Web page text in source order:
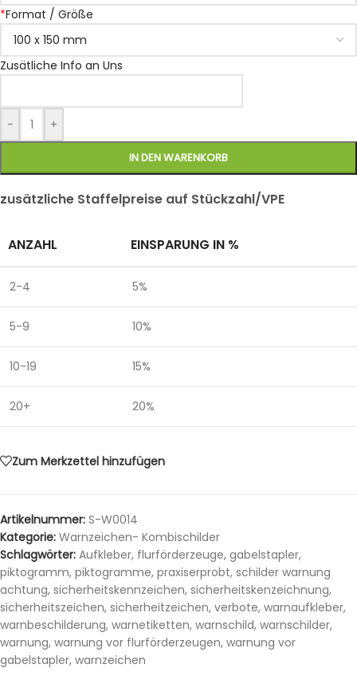
*Format / Größe
Zusätliche Info an Uns
- +
IN DEN WARENKORB
zusätzliche Staffelpreise auf Stückzahl/VPE
ANZAHL EINSPARUNG IN %
2-4 5%
5-9 10%
10-19 15%
20+ 20%
Zum Merkzettel hinzufügen
Artikelnummer: S-W0014
Kategorie: Warnzeichen- Kombischilder
Schlagwörter: Aufkleber, flurförderzeuge, gabelstapler,
piktogramm, piktogramme, praxiserprobt, schilder warnung
achtung, sicherheitskennzeichen, sicherheitskenzeichnung,
sicherheitszeichen, sicherheitzeichen, verbote, warnaufkleber,
warnbeschilderung, warnetiketten, warnschild, warnschilder,
warnung, warnung vor flurförderzeugen, warnung vor
gabelstapler, warnzeichen